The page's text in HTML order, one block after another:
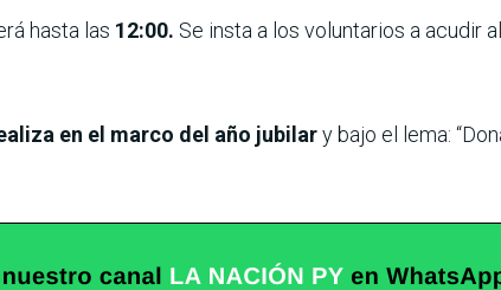
hasta las 12:00. Se insta a los voluntarios a acudir
en el marco del año jubilary bajo el lema: